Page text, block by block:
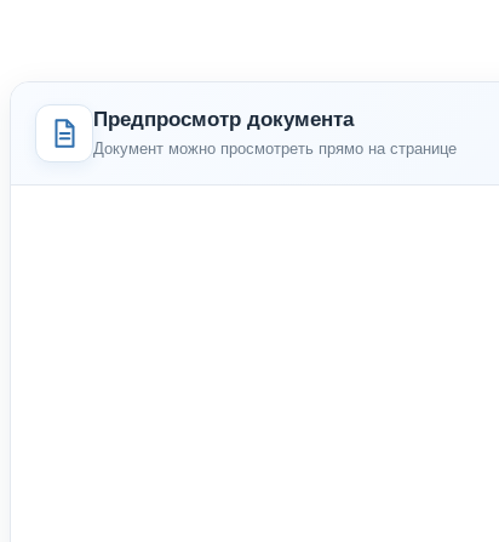
Предпросмотр документа
Документ можно просмотреть прямо на странице